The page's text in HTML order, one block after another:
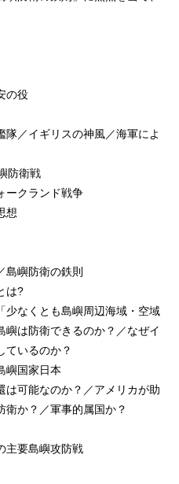
の役
／イギリスの神風／海軍によ
防衛戦
ークランド戦争
想
島嶼防衛の鉄則
は?
なくとも島嶼周辺海域・空域
は防衛できるのか？／なぜイ
ているのか？
嶼国家日本
可能なのか？／アメリカが助
衛か？／軍事的属国か？
主要島嶼攻防戦